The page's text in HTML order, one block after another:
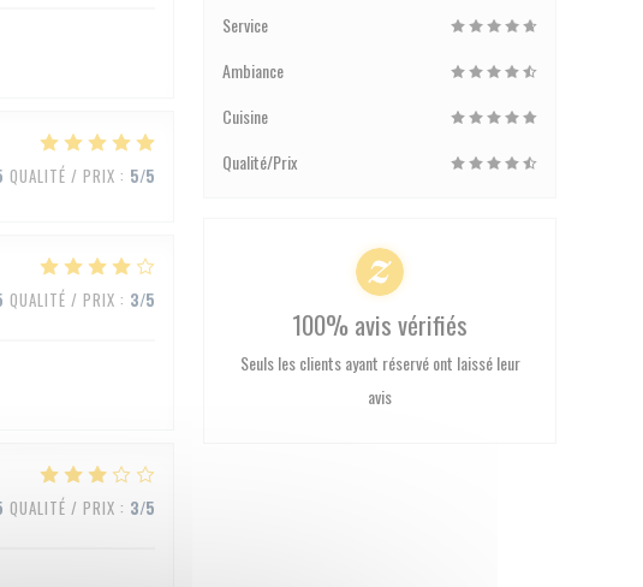
QUALITÉ / PRIX : 5/5
QUALITÉ / PRIX : 3/5
QUALITÉ / PRIX : 3/5
Service
Ambiance
Cuisine
Qualité/Prix
100% avis vérifiés
Seuls les clients ayant réservé ont laissé leur
avis